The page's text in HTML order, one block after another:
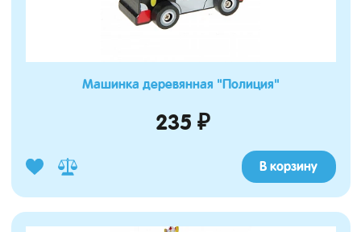
Машинка деревянная "Полиция"
235 ₽
В корзину